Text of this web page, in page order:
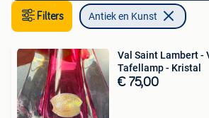
Filters Antiek en Kunst
Val Saint Lambert -
Tafellamp - Kristal
€ 75,00